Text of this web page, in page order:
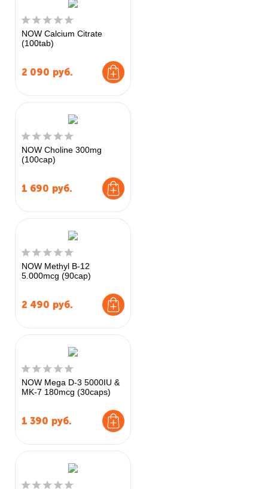
NOW Calcium Citrate
(100tab)
2 090 руб.
NOW Choline 300mg
(100cap)
1 690 руб.
NOW Methyl B-12
5.000mcg (90cap)
2 490 руб.
NOW Mega D-3 5000IU &
MK-7 180mcg (30caps)
1 390 руб.